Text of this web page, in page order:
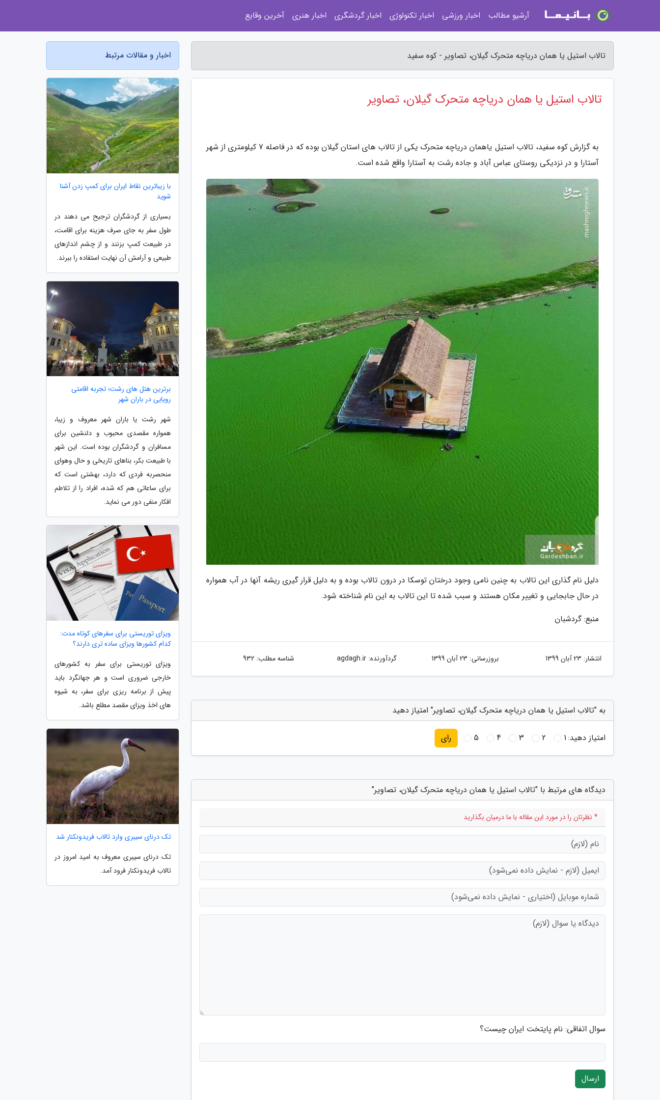
تالاب استیل یا همان دریاچه متحرک گیلان، تصاویر - کوه سفید
تالاب استیل یا همان دریاچه متحرک گیلان، تصاویر
به گزارش کوه سفید، تالاب استیل یاهمان دریاچه متحرک یکی از تالاب های استان گیلان بوده که در فاصله 7 کیلومتری از شهر
آستارا و در نزدیکی روستای عباس آباد و جاده رشت به آستارا واقع شده است.
دلیل نام گذاری این تالاب به چنین نامی وجود درختان توسکا در درون تالاب بوده و به دلیل قرار گیری ریشه آنها در آب همواره
در حال جابجایی و تغییر مکان هستند و سبب شده تا این تالاب به این نام شناخته شود.
منبع: گردشبان
انتشار: 23 آبان 1399 بروزرسانی: 23 آبان 1399 گردآورنده:agdagh.ir شناسه مطلب: 932
به "تالاب استیل یا همان دریاچه متحرک گیلان، تصاویر" امتیاز دهید
امتیاز دهید:1
2
3
4
5 رای
دیدگاه های مرتبط با "تالاب استیل یا همان دریاچه متحرک گیلان، تصاویر"
* نظرتان را در مورد این مقاله با ما درمیان بگذارید
سوال اتفاقی: نام پایتخت ایران چیست؟
ارسال
اخبار و مقالات مرتبط
با زیباترین نقاط ایران برای کمپ زدن آشنا
شوید
بسیاری از گردشگران ترجیح می دهند در
طول سفر به جای صرف هزینه برای اقامت،
در طبیعت کمپ بزنند و از چشم اندازهای
طبیعی و آرامش آن نهایت استفاده را ببرند.
برترین هتل های رشت؛ تجربه اقامتی
رویایی در باران شهر
شهر رشت یا باران شهر معروف و زیبا،
همواره مقصدی محبوب و دلنشین برای
مسافران و گردشگران بوده است. این شهر
با طبیعت بکر، بناهای تاریخی و حال وهوای
منحصربه فردی که دارد، بهشتی است که
برای ساعاتی هم که شده، افراد را از تلاطم
افکار منفی دور می نماید.
ویزای توریستی برای سفرهای کوتاه مدت:
کدام کشورها ویزای ساده تری دارند؟
ویزای توریستی برای سفر به کشورهای
خارجی ضروری است و هر جهانگرد باید
پیش از برنامه ریزی برای سفر، به شیوه
های اخذ ویزای مقصد مطلع باشد.
تک درنای سیبری وارد تالاب فریدونکنار شد
تک درنای سیبری معروف به امید امروز در
تالاب فریدونکنار فرود آمد.
آرشیو مطالب اخبار ورزشی اخبار تکنولوژی اخبار گردشگری اخبار هنری آخرین وقایع